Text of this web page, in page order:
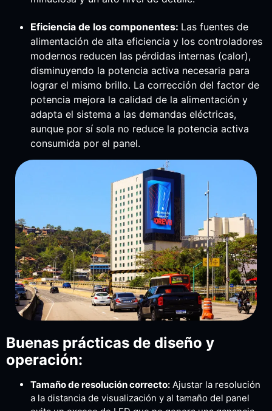
Eficiencia de los componentes: Las fuentes de
alimentación de alta eficiencia y los controladores
modernos reducen las pérdidas internas (calor),
disminuyendo la potencia activa necesaria para
lograr el mismo brillo. La corrección del factor de
potencia mejora la calidad de la alimentación y
adapta el sistema a las demandas eléctricas,
aunque por sí sola no reduce la potencia activa
consumida por el panel.
Buenas prácticas de diseño y
operación:
Tamaño de resolución correcto: Ajustar la resolución
a la distancia de visualización y al tamaño del panel